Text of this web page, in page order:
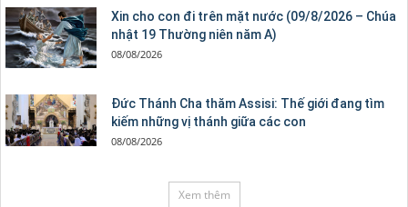
Xin cho con đi trên mặt nước (09/8/2026 – Chúa
nhật 19 Thường niên năm A)
08/08/2026
Đức Thánh Cha thăm Assisi: Thế giới đang tìm
kiếm những vị thánh giữa các con
08/08/2026
Xem thêm